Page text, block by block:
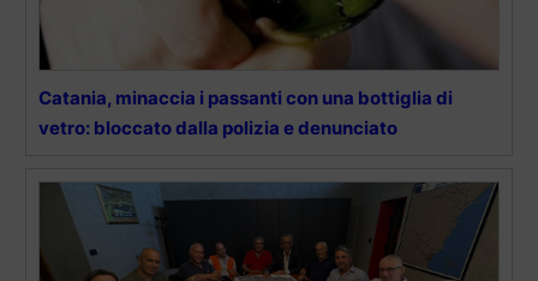
Catania, minaccia i passanti con una bottiglia di
vetro: bloccato dalla polizia e denunciato